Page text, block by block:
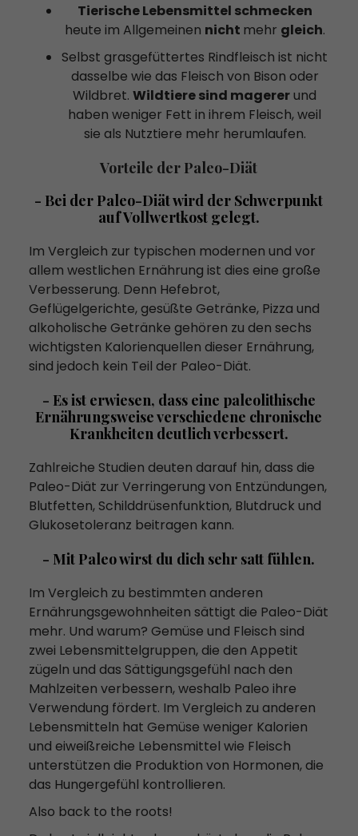
Tierische Lebensmittel schmecken
heute im Allgemeinen nicht mehr gleich.
Selbst grasgefüttertes Rindfleisch ist nicht
dasselbe wie das Fleisch von Bison oder
Wildbret.Wildtiere sind magererund
haben weniger Fett in ihrem Fleisch, weil
sie als Nutztiere mehr herumlaufen.
Vorteile der Paleo-Diät
- Bei der Paleo-Diät wird der Schwerpunkt
auf Vollwertkost gelegt.
Im Vergleich zur typischen modernen und vor
allem westlichen Ernährung ist dies eine große
Verbesserung. Denn Hefebrot,
Geflügelgerichte, gesüßte Getränke, Pizza und
alkoholische Getränke gehören zu den sechs
wichtigsten Kalorienquellen dieser Ernährung,
sind jedoch kein Teil der Paleo-Diät.
- Es ist erwiesen, dass eine paleolithische
Ernährungsweise verschiedene chronische
Krankheiten deutlich verbessert.
Zahlreiche Studien deuten darauf hin, dass die
Paleo-Diät zur Verringerung von Entzündungen,
Blutfetten, Schilddrüsenfunktion, Blutdruck und
Glukosetoleranz beitragen kann.
- Mit Paleo wirst du dich sehr satt fühlen.
Im Vergleich zu bestimmten anderen
Ernährungsgewohnheiten sättigt die Paleo-Diät
mehr. Und warum? Gemüse und Fleisch sind
zwei Lebensmittelgruppen, die den Appetit
zügeln und das Sättigungsgefühl nach den
Mahlzeiten verbessern, weshalb Paleo ihre
Verwendung fördert. Im Vergleich zu anderen
Lebensmitteln hat Gemüse weniger Kalorien
und eiweißreiche Lebensmittel wie Fleisch
unterstützen die Produktion von Hormonen, die
das Hungergefühl kontrollieren.
Also back to the roots!